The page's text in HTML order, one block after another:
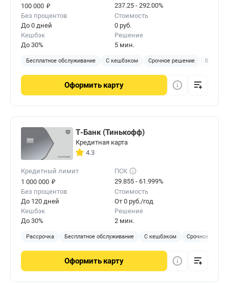
100 000 ₽
237.25 - 292.00%
Без процентов
До 0 дней
Стоимость
0 руб.
Кешбэк
До 30%
Решение
5 мин.
Бесплатное обслуживание С кешбэком Срочное решение
Оформить карту
Т-Банк (Тинькофф)
Кредитная карта
4.3
Кредитный лимит
1 000 000 ₽
ПСК
29.855 - 61.999%
Без процентов
До 120 дней
Стоимость
От 0 руб./год
Кешбэк
До 30%
Решение
2 мин.
Рассрочка Бесплатное обслуживание С кешбэком Срочное
Оформить карту